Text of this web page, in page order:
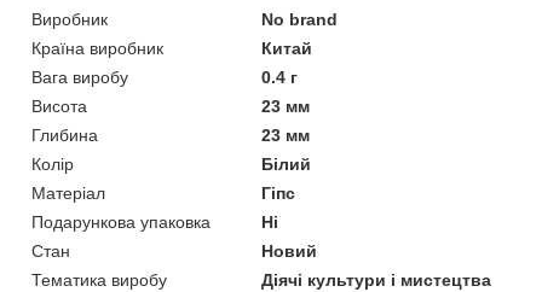
Виробник
No brand
Країна виробник
Китай
Вага виробу
0.4 г
Висота
23 мм
Глибина
23 мм
Колір
Білий
Матеріал
Гіпс
Подарункова упаковка
Ні
Стан
Новий
Тематика виробу
Діячі культури і мистецтва